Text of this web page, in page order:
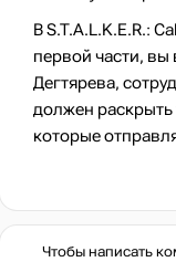
В S.T.A.L.K.E.R.:
первой части, вы
Дегтярева,
должен раскрыть
которые
Чтобы написать